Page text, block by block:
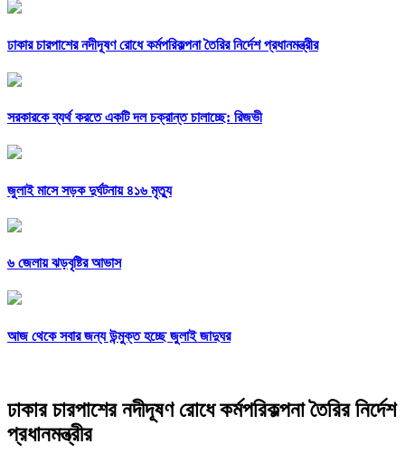
ঢাকার চারপাশের নদীদূষণ রোধে কর্মপরিকল্পনা তৈরির নির্দেশ প্রধানমন্ত্রীর
সরকারকে ব্যর্থ করতে একটি দল চক্রান্ত চালাচ্ছে: রিজভী
জুলাই মাসে সড়ক দুর্ঘটনায় ৪১৬ মৃত্যু
৬ জেলায় ঝড়বৃষ্টির আভাস
আজ থেকে সবার জন্য উন্মুক্ত হচ্ছে জুলাই জাদুঘর
ঢাকার চারপাশের নদীদূষণ রোধে কর্মপরিকল্পনা তৈরির নির্দেশ
প্রধানমন্ত্রীর